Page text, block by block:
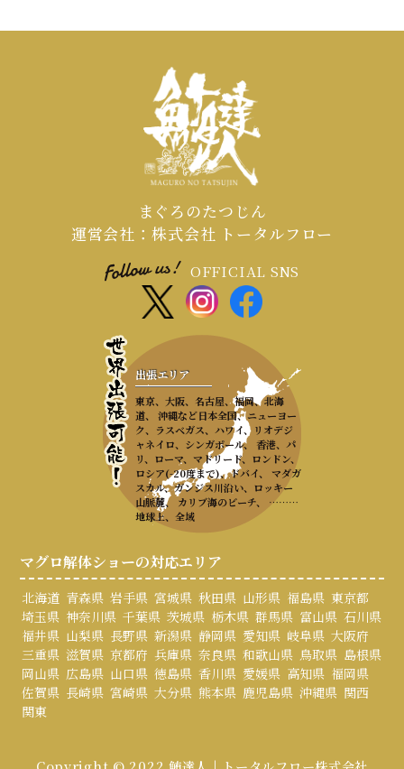
まぐろのたつじん
運営会社：株式会社 トータルフロー
OFFICIAL SNS
出張エリア
東京、大阪、名古屋、福岡、北海
道、 沖縄など日本全国、ニューヨー
ク、ラスベガス、ハワイ、リオデジ
ャネイロ、シンガポール、 香港、パ
リ、ローマ、マドリード、ロンドン、
ロシア(-20度まで)、ドバイ、 マダガ
スカル、ガンジス川沿い、ロッキー
山脈麓、 カリブ海のビーチ、 ………
地球上、全域
マグロ解体ショーの対応エリア
北海道 青森県 岩手県 宮城県 秋田県 山形県 福島県 東京都
埼玉県 神奈川県 千葉県 茨城県 栃木県 群馬県 富山県 石川県
福井県 山梨県 長野県 新潟県 静岡県 愛知県 岐阜県 大阪府
三重県 滋賀県 京都府 兵庫県 奈良県 和歌山県 鳥取県 島根県
岡山県 広島県 山口県 徳島県 香川県 愛媛県 高知県 福岡県
佐賀県 長崎県 宮崎県 大分県 熊本県 鹿児島県 沖縄県 関西
関東